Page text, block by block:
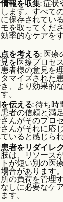
報を収集: 症状
ます。すべて
保存されてい
を取ってくだ
率的なケアを
を考える: 医療
を医療プロセ
者様の意見を
マイズされた
、より効果的
。
伝える: 待ち時
者の信頼と満
んがそのプロ
んがそれに応
いると感じら
者をリダイレ
は、リソース
が短い別の医
合があります
の負荷を管理
しに必要なケ
す。